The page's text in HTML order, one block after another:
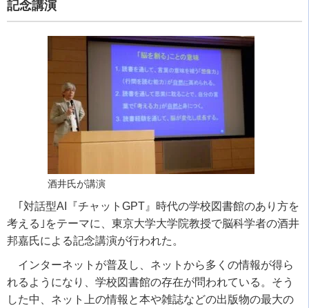
記念講演
酒井氏が講演
｢対話型AI 『チャット GPT 』時代の学校図書館のあり方を
考える｣をテーマに、東京大学大学院教授で脳科学者の酒井
邦嘉氏による記念講演が行われた。
インターネットが普及し、ネットから多くの情報が得ら
れるようになり、学校図書館の存在が問われている。そう
した中、ネット上の情報と本や雑誌などの出版物の最大の